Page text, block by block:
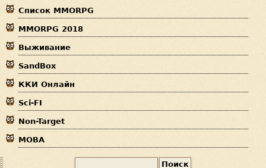
з
д
е
с
ь
Список MMORPG
MMORPG 2018
Выживание
SandBox
ККИ Онлайн
Sci-FI
Non-Target
MOBA